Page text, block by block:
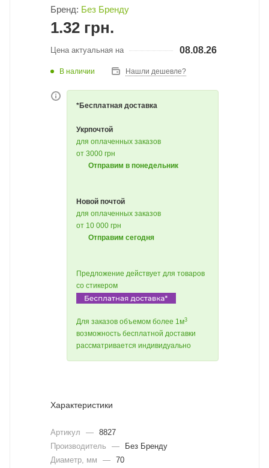
Бренд: Без Бренду
1.32 грн.
Цена актуальная на 08.08.26
В наличии Нашли дешевле?
*Бесплатная доставка
Укрпочтой
для оплаченных заказов
от 3000 грн
Отправим в понедельник
Новой почтой
для оплаченных заказов
от 10 000 грн
Отправим сегодня
Предложение действует для товаров
со стикером
Для заказов объемом более 1м3
возможность бесплатной доставки
рассматривается индивидуально
Характеристики
Артикул — 8827
Производитель
—
Без Бренду
Диаметр, мм
— 70